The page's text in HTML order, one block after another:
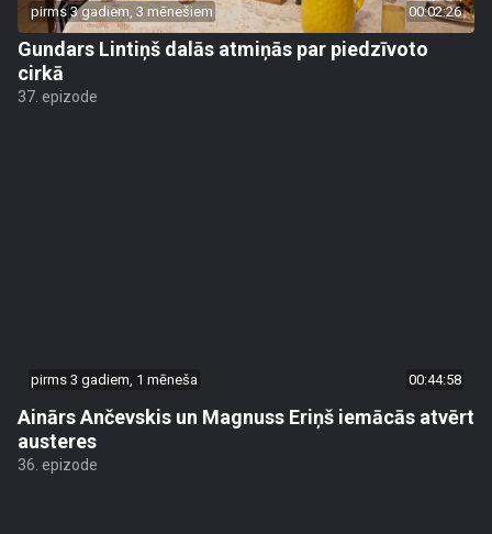
pirms 3 gadiem, 3 mēnešiem 00:02:26
Gundars Lintiņš dalās atmiņās par piedzīvoto
cirkā
37. epizode
pirms 3 gadiem, 1 mēneša 00:44:58
Ainārs Ančevskis un Magnuss Eriņš iemācās atvērt
austeres
36. epizode